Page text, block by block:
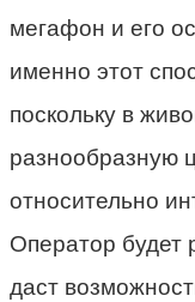
мегафон и его
именно этот
поскольку в
разнообразную
относительно
Оператор будет
даст